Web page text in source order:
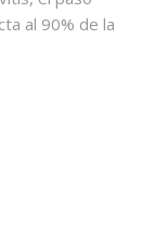
al 90% de la